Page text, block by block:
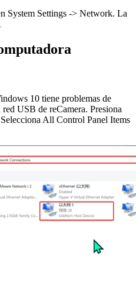
System Settings -> Network. La
10 tiene problemas de
red USB de reCamera. Presiona
All Control Panel Items